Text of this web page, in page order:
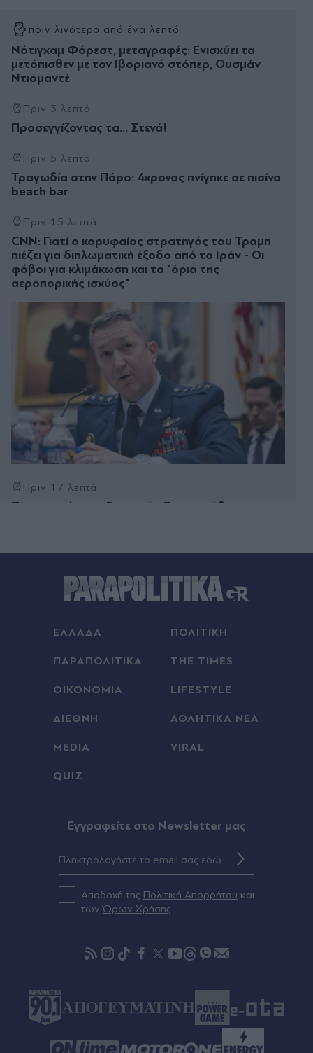
πριν λιγότερο από ένα λεπτό
Νότιγχαμ Φόρεστ, μεταγραφές: Ενισχύει τα
μετόπισθεν με τον Ιβοριανό στόπερ, Ουσμάν
Ντιομαντέ
Πριν 3 λεπτά
Προσεγγίζοντας τα… Στενά!
Πριν 5 λεπτά
Τραγωδία στην Πάρο: 4χρονος πνίγηκε σε πισίνα
beach bar
Πριν 15 λεπτά
CNN: Γιατί ο κορυφαίος στρατηγός του Τραμπ
πιέζει για διπλωματική έξοδο από το Ιράν - Οι
φόβοι για κλιμάκωση και τα "όρια της
αεροπορικής ισχύος"
Πριν 17 λεπτά
Συναγερμός στη Βρετανία: Εκατοντάδες
Έρωτας και εκδίκηση με "Κρίνο και
αγκάθι": Γεροντιδάκης, Παντούση, Διδασκάλου,
δραματική σειρά του ΑΝΤ1 (Βίντεο)
Πριν 30 λεπτά
Ένας τις κράτησε ζουμερές και χωρίς μούχλα
Φρουροί της Επανάστασης: "Το Ορμούζ θα
Τεχεράνης"
Πριν 31 λεπτά
νοσηλευτική στον Μάρκο Σεφερλή - "Το πρωί
ασχολούμαι με το σώμα και το βράδυ με την
ψυχή" (Εικόνες)
Πριν 40 λεπτά
Δώρισε 12.500 ευρώ και έδωσε ελπίδα στον
μικρό Δημήτρη!
ΕΛΛΑΔΑ ΠΟΛΙΤΙΚΗ
ΠΑΡΑΠΟΛΙΤΙΚΑ THE TIMES
ΟΙΚΟΝΟΜΙΑ LIFESTYLE
ΔΙΕΘΝΗ ΑΘΛΗΤΙΚΑ ΝΕΑ
MEDIA VIRAL
QUIZ
Eγγραφείτε στο Newsletter μας
Αποδοχή της Πολιτική Απορρήτου και
τωνΌρων Χρήσης